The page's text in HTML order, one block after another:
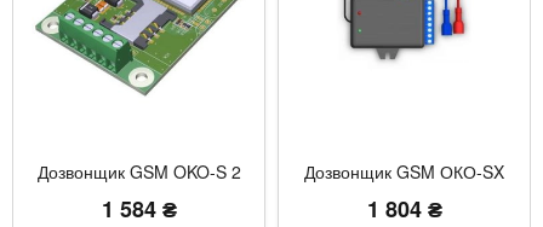
Дозвонщик GSM OKO-S 2
1 584 ₴
Дозвонщик GSM ОКО-SX
1 804 ₴